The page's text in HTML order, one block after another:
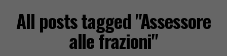
All posts tagged "Assessore
alle frazioni"